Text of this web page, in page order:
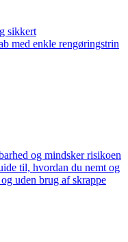
sikkert
med enkle rengøringstrin
og mindsker risikoen
til, hvordan du nemt og
uden brug af skrappe